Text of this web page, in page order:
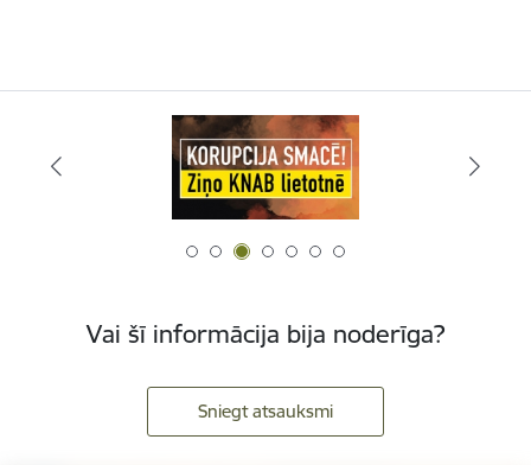
Vai šī informācija bija noderīga?
Sniegt atsauksmi